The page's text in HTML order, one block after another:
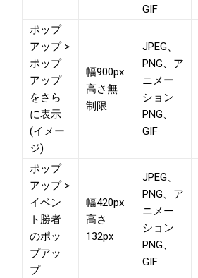
GIF
ポップ
アップ >
ポップ
アップ
をさら
に表示
(イメー
ジ)
幅900px
高さ無
制限
JPEG、
PNG、ア
ニメー
ション
PNG、
GIF
ポップ
アップ >
イベン
ト勝者
のポッ
プアッ
プ
幅420px
高さ
132px
JPEG、
PNG、ア
ニメー
ション
PNG、
GIF